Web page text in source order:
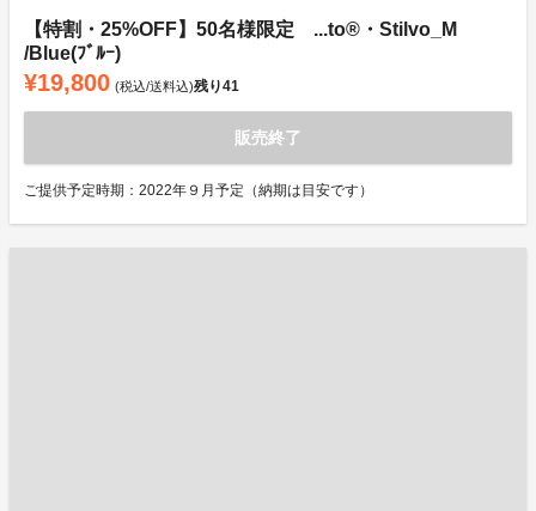
【特割・25%OFF】50名様限定 ...to®・Stilvo_M
/Blue(ﾌﾞﾙｰ)
¥19,800 (税込/送料込)残り41
販売終了
ご提供予定時期：2022年９月予定（納期は目安です）